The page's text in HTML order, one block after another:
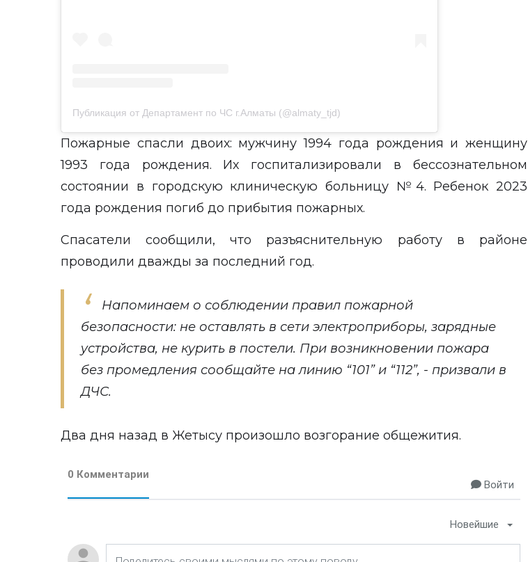
Публикация от Департамент по ЧС г.Алматы (@almaty_tjd)
Пожарные спасли двоих: мужчину 1994 года рождения и женщину
1993 года рождения. Их госпитализировали в бессознательном
состоянии в городскую клиническую больницу №4. Ребенок 2023
года рождения погиб до прибытия пожарных.
Спасатели сообщили, что разъяснительную работу в районе
проводили дважды за последний год.
Напоминаем о соблюдении правил пожарной
безопасности: не оставлять в сети электроприборы, зарядные
устройства, не курить в постели. При возникновении пожара
без промедления сообщайте на линию “101” и “112”, - призвали в
ДЧС.
Два дня назад в Жетысу произошло возгорание общежития.
0 Комментарии
Войти
Новейшие